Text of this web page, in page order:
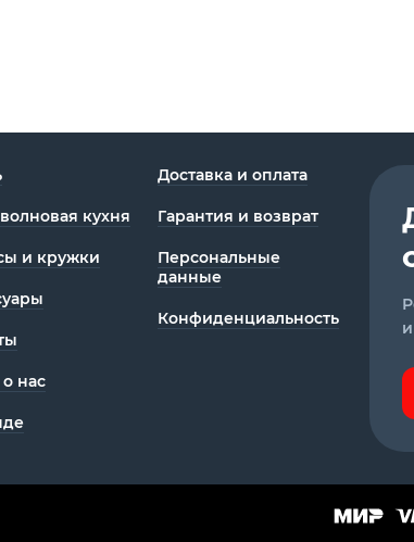
кухня
и кружки
нас
Доставка и оплата
Гарантия и возврат
Персональные
данные
Конфиденциаль­ность